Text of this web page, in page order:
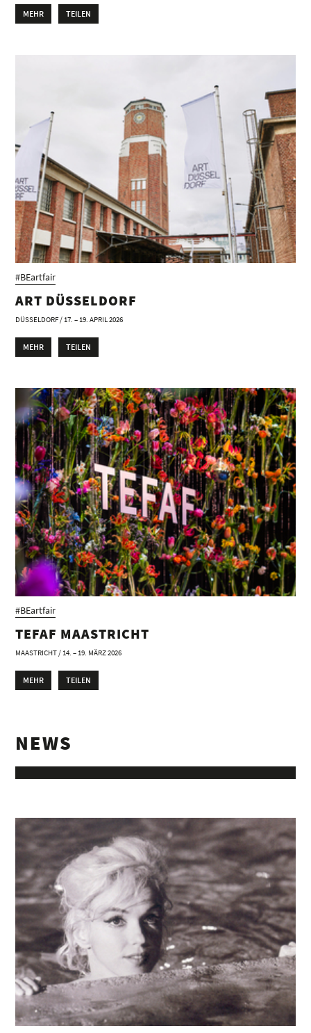
MEHR TEILEN
#BEartfair
ART DÜSSELDORF
DÜSSELDORF / 17. – 19. APRIL 2026
MEHR TEILEN
#BEartfair
TEFAF MAASTRICHT
MAASTRICHT / 14. – 19. MÄRZ 2026
MEHR TEILEN
NEWS